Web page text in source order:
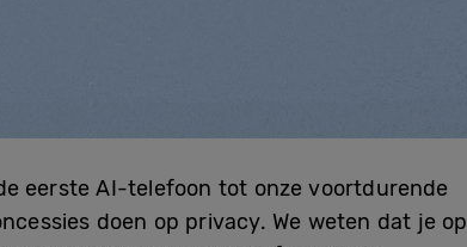
eerste AI-telefoon tot onze voortdurende
doen op privacy. We weten dat je op